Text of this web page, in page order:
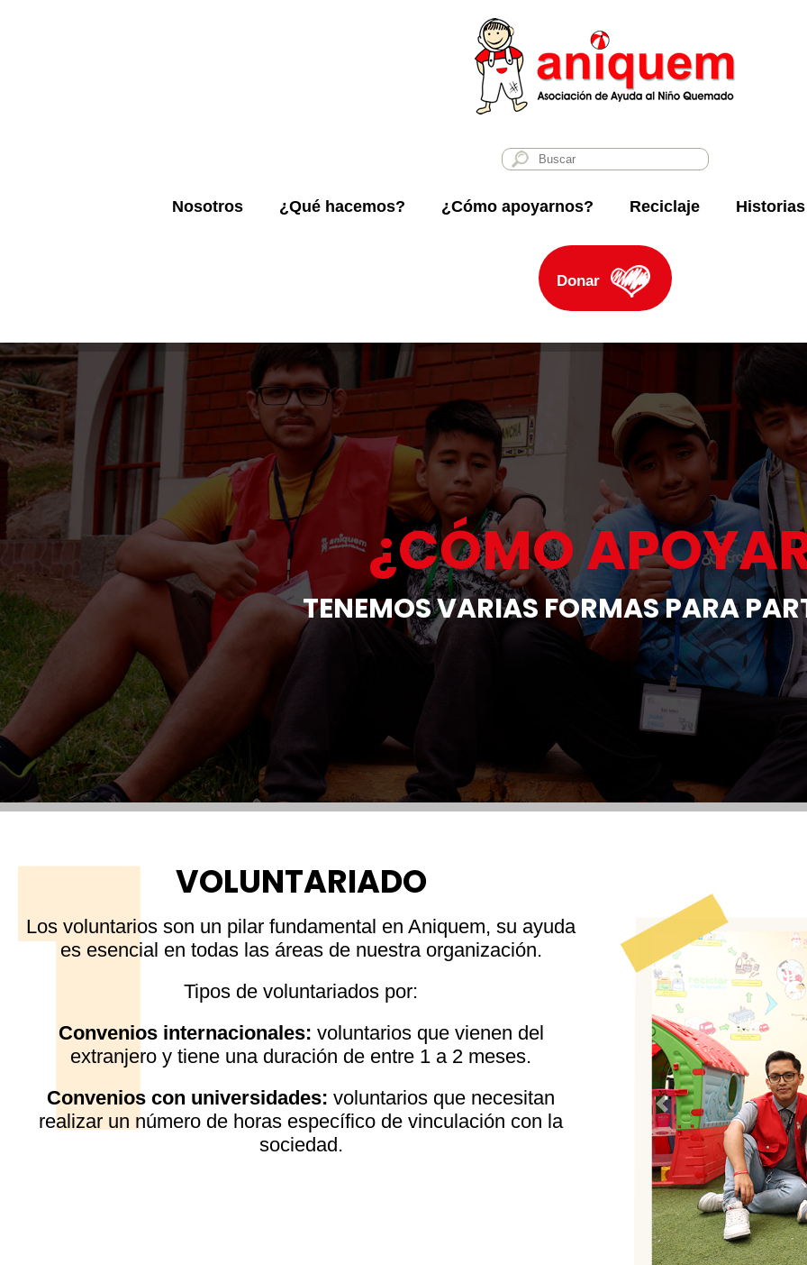
Nosotros ¿Qué hacemos? ¿Cómo apoyarnos? Reciclaje Historias
Donar
¿CÓMO
TENEMOS VARIAS FORMAS PARA
VOLUNTARIADO
Los voluntarios son un pilar fundamental en Aniquem, su ayuda
es esencial en todas las áreas de nuestra organización.
Tipos de voluntariados por:
Convenios internacionales: voluntarios que vienen del
extranjero y tiene una duración de entre 1 a 2 meses.
Convenios con universidades: voluntarios que necesitan
realizar un número de horas específico de vinculación con la
sociedad.
Previous